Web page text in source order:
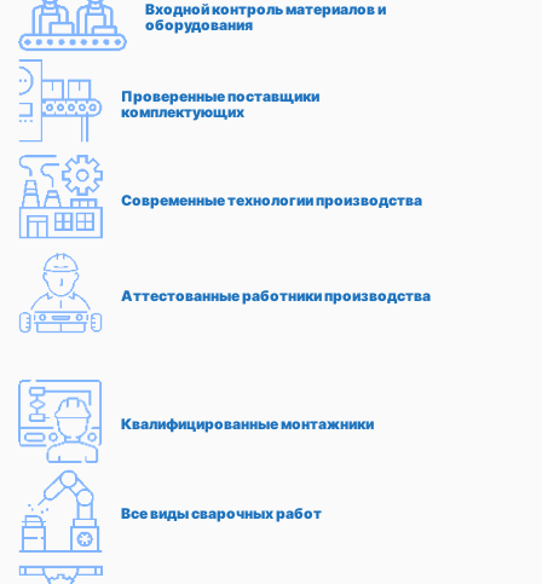
Входной контроль материалов и
оборудования
Проверенные поставщики
комплектующих
Современные технологии производства
Аттестованные работники производства
Квалифицированные монтажники
Все виды сварочных работ